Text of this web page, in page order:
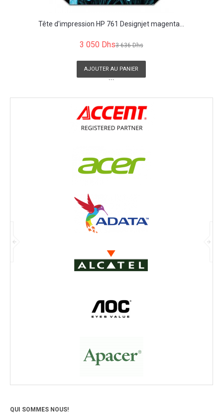
Tête d'impression HP 761 Designjet magenta...
3 050 Dhs3 636 Dhs
AJOUTER AU PANIER
```
QUI SOMMES NOUS!